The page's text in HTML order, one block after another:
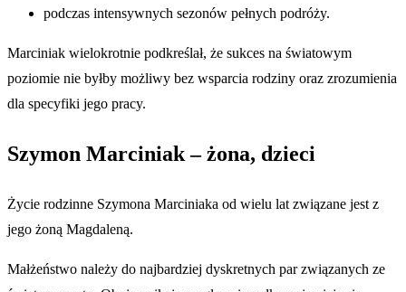
podczas intensywnych sezonów pełnych podróży.
Marciniak wielokrotnie podkreślał, że sukces na światowym
poziomie nie byłby możliwy bez wsparcia rodziny oraz zrozumienia
dla specyfiki jego pracy.
Szymon Marciniak – żona, dzieci
Życie rodzinne Szymona Marciniaka od wielu lat związane jest z
jego żoną Magdaleną.
Małżeństwo należy do najbardziej dyskretnych par związanych ze